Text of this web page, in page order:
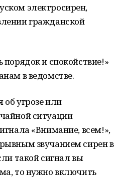
электросирен,
гражданской
порядок и спокойствие!»
в ведомстве.
угрозе или
ситуации
«Внимание, всем!»,
звучанием сирен в
такой сигнал вы
то нужно включить